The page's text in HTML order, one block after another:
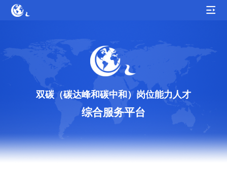
双碳（碳达峰和碳中和）岗位能力人才
综合服务平台